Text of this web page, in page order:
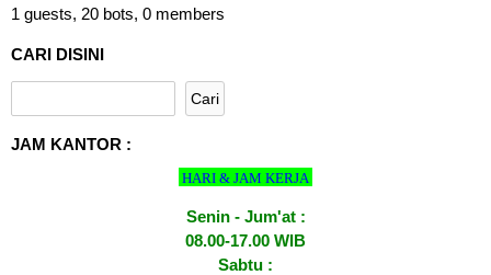
1 guests, 20 bots, 0 members
CARI DISINI
JAM KANTOR :
HARI & JAM KERJA
Senin - Jum'at :
08.00-17.00 WIB
Sabtu :